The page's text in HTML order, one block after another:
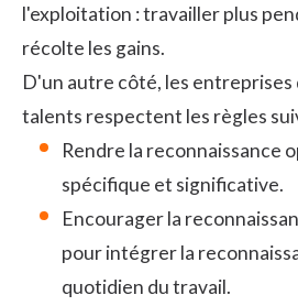
l'exploitation : travailler plus
récolte les gains.
D'un autre côté, les
talents respectent les règles
Rendre la reconnaissance
spécifique et significative.
Encourager la
pour intégrer la
quotidien du travail.